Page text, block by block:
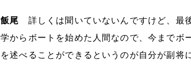
飯尾 詳しくは聞いていないんですけど、最
学からボートを始めた人間なので、今までボ
を述べることができるというのが自分が副将